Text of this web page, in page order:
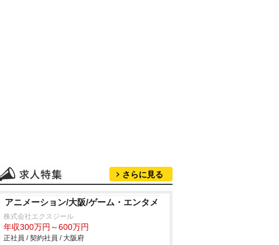
さらに見る
アニメーション/大阪/ゲーム・エンタメ
株式会社エクスジール
年収300万円～600万円
正社員 / 契約社員 / 大阪府